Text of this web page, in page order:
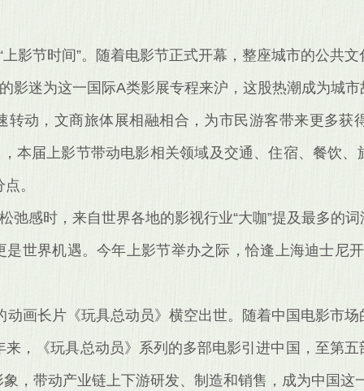
影节时间”。随着电影节正式开幕，整座城市的公共
影迷为这一国际A类影展专程来沪，这股热潮成为城
转动，文商旅体展相融相合，为市民游客带来更多
本届上影节带动电影相关领域及交通、住宿、餐饮
。
弛感时，来自世界各地的影视行业“大咖”提及最多的词
世界机遇。今年上影节举办之际，恰逢上海迪士尼
画长片《玩具总动员》横空出世。随着中国电影市
，《玩具总动员》系列的多部电影引进中国，至第
，带动产业链上下游研发、制造和销售，成为中国这